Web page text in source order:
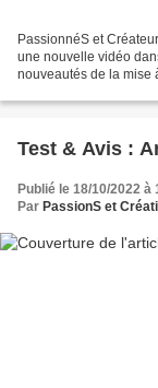
PassionnéS et
une nouvelle vidéo
nouveautés de la mise
Test & Avis :
Publié le 18/10/2022 à
Par PassionS et